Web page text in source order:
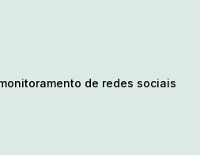
de redes sociais